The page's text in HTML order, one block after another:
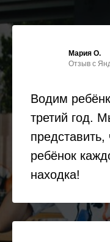
Мария О.
Отзыв с
Водим
третий год.
ребёнок
находка!